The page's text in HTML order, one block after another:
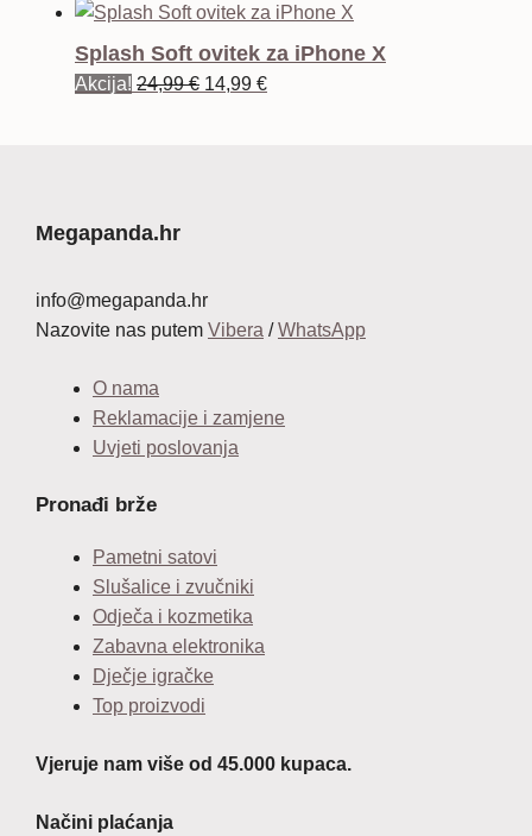
cijena
bila
cijena
Splash Soft ovitek za iPhone X
Akcija! 24,99€ Izvorna
14,99 €Trenutna
Megapanda.hr
info@megapanda.hr
Nazovite nas putem Vibera /WhatsApp
O nama
Reklamacije i zamjene
Uvjeti poslovanja
Pronađi brže
Pametni satovi
Slušalice i zvučniki
Odječa i kozmetika
Zabavna elektronika
Dječje igračke
Top proizvodi
Vjeruje nam više od 45.000 kupaca.
Načini plaćanja